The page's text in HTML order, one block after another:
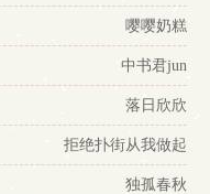
嘤嘤奶糕
中书君jun
落日欣欣
拒绝扑街从我做起
独孤春秋